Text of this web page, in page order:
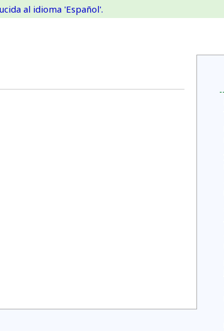
al idioma 'Español'.